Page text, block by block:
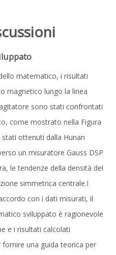
matematico, i risultati
magnetico lungo la linea
sono stati confrontati
come mostrato nella Figura
ottenuti dalla Hunan
un misuratore Gauss DSP
le tendenze della densità del
simmetrica centrale.I
con i dati misurati, il
sviluppato è ragionevole
e i risultati calcolati
una guida teorica per